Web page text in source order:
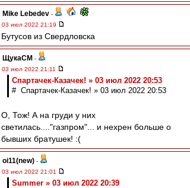
Mike Lebedev -
03 июл 2022 21:19
Бутусов из Свердловска
ЩукаСМ -
03 июл 2022 21:11
Спартачек-Казачек! » 03 июл 2022 20:53
# Спартачек-Казачек! » 03 июл 2022 20:53
О, Тож! А на груди у них
светилась...."газпром"... и нехрен больше о
бывших братушек! :(
oi11(new) -
03 июл 2022 21:01
Summer » 03 июл 2022 20:39